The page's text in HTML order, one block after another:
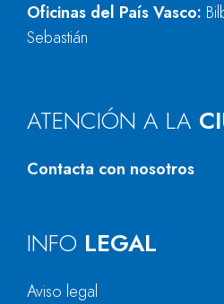
Oficinas del País Vasco:
Sebastián
ATENCIÓN A LA
Contacta con nosotros
INFO LEGAL
Aviso legal